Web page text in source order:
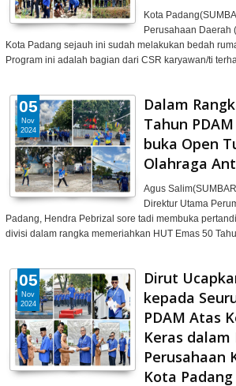
Kota
Perusahaan Daerah
Kota Padang sejauh ini sudah melakukan bedah
Program ini adalah bagian dari CSR karyawan/ti
Dalam
Tahun
buka Open
Olahraga
Agus
Direktur Utama
Padang, Hendra Pebrizal sore tadi membuka
divisi dalam rangka memeriahkan HUT Emas 50
05
Nov
2024
Dirut
kepada
PDAM Atas
Keras
Perusahaan
Kota Padang
05
Nov
2024